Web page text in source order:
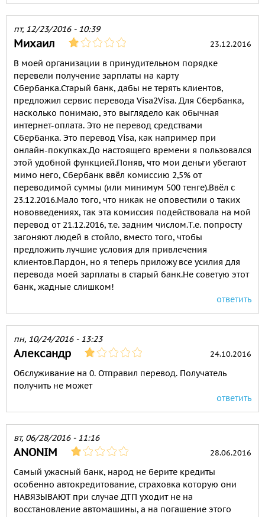
пт, 12/23/2016 - 10:39
Михаил 23.12.2016
В моей организации в принудительном порядке
перевели получение зарплаты на карту
Сбербанка.Старый банк, дабы не терять клиентов,
предложил сервис перевода Visa2Visa. Для Сбербанка,
насколько понимаю, это выглядело как обычная
интернет-оплата. Это не перевод средствами
Сбербанка. Это перевод Visa, как например при
онлайн-покупках.До настоящего времени я пользовался
этой удобной функцией.Поняв, что мои деньги убегают
мимо него, Сбербанк ввёл комиссию 2,5% от
переводимой суммы (или минимум 500 тенге).Ввёл с
23.12.2016.Мало того, что никак не оповестили о таких
нововведениях, так эта комиссия подействовала на мой
перевод от 21.12.2016, т.е. задним числом.Т.е. попросту
загоняют людей в стойло, вместо того, чтобы
предложить лучшие условия для привлечения
клиентов.Пардон, но я теперь приложу все усилия для
перевода моей зарплаты в старый банк.Не советую этот
банк, жадные слишком!
ответить
пн, 10/24/2016 - 13:23
Александр 24.10.2016
Обслуживание на 0. Отправил перевод. Получатель
получить не может
ответить
вт, 06/28/2016 - 11:16
ANONIM 28.06.2016
Самый ужасный банк, народ не берите кредиты
особенно автокредитование, страховка которую они
НАВЯЗЫВАЮТ при случае ДТП уходит не на
восстановление автомашины, а на погашение этого